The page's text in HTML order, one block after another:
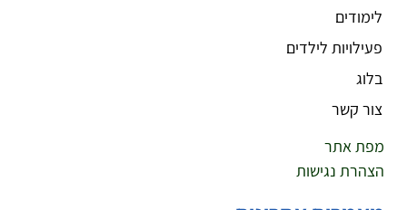
לימודים
פעילויות לילדים
בלוג
צור קשר
מפת אתר
הצהרת נגישות